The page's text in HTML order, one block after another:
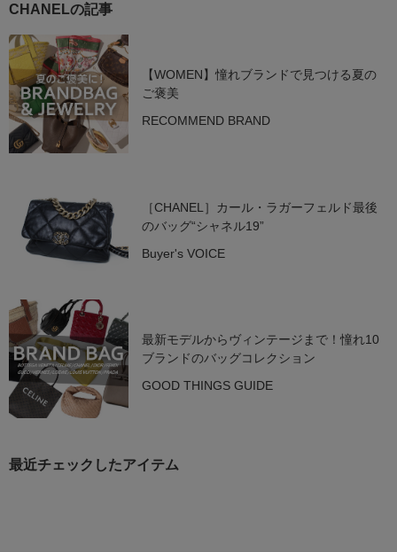
CHANELの記事
【WOMEN】憧れブランドで見つける夏の
ご褒美
RECOMMEND BRAND
［CHANEL］カール・ラガーフェルド最後
のバッグ“シャネル19”
Buyer's VOICE
最新モデルからヴィンテージまで！憧れ10
ブランドのバッグコレクション
GOOD THINGS GUIDE
最近チェックしたアイテム